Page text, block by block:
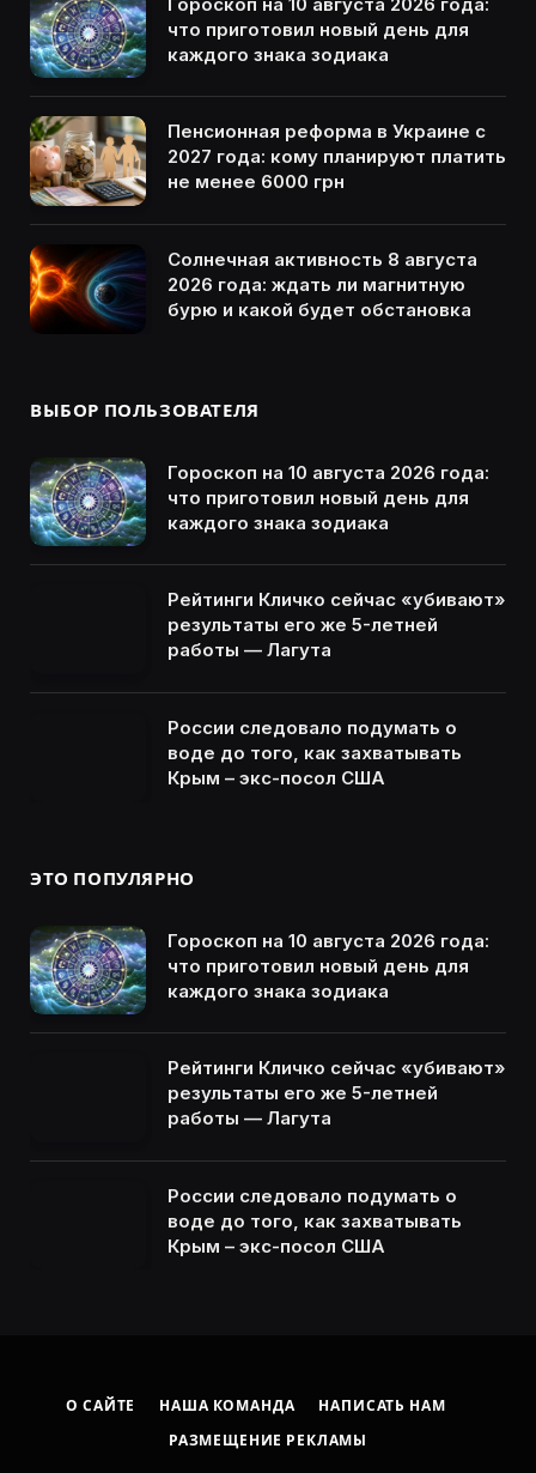
что приготовил новый день для
каждого знака зодиака
Пенсионная реформа в Украине с
2027 года: кому планируют платить
не менее 6000 грн
Солнечная активность 8 августа
2026 года: ждать ли магнитную
бурю и какой будет обстановка
ВЫБОР ПОЛЬЗОВАТЕЛЯ
Гороскоп на 10 августа 2026 года:
что приготовил новый день для
каждого знака зодиака
Рейтинги Кличко сейчас «убивают»
результаты его же 5-летней
работы — Лагута
России следовало подумать о
воде до того, как захватывать
Крым – экс-посол США
ЭТО ПОПУЛЯРНО
Гороскоп на 10 августа 2026 года:
что приготовил новый день для
каждого знака зодиака
Рейтинги Кличко сейчас «убивают»
результаты его же 5-летней
работы — Лагута
России следовало подумать о
воде до того, как захватывать
Крым – экс-посол США
О САЙТЕ НАША КОМАНДА
НАПИСАТЬ НАМ
РАЗМЕЩЕНИЕ РЕКЛАМЫ